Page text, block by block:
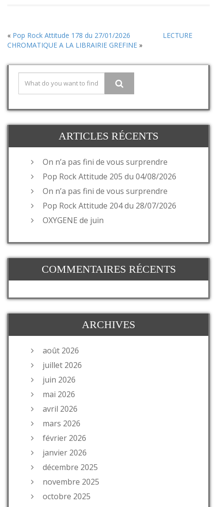
« Pop Rock Attitude 178 du 27/01/2026
LECTURE
CHROMATIQUE A LA LIBRAIRIE GREFINE »
ARTICLES RÉCENTS
On n’a pas fini de vous surprendre
Pop Rock Attitude 205 du 04/08/2026
On n’a pas fini de vous surprendre
Pop Rock Attitude 204 du 28/07/2026
OXYGENE de juin
COMMENTAIRES RÉCENTS
ARCHIVES
août 2026
juillet 2026
juin 2026
mai 2026
avril 2026
mars 2026
février 2026
janvier 2026
décembre 2025
novembre 2025
octobre 2025